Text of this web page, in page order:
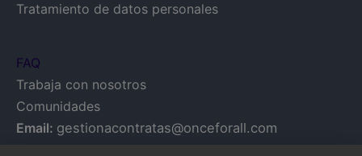
Tratamiento de datos personales
FAQ
Trabaja con nosotros
Comunidades
Email: gestionacontratas@onceforall.com